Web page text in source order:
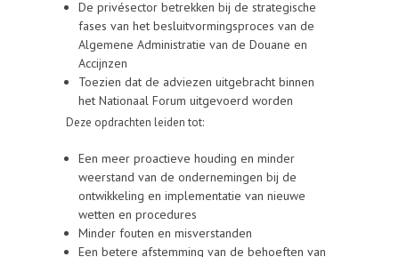
De privésector betrekken bij de strategische
fases van het besluitvormingsproces van de
Algemene Administratie van de Douane en
Accijnzen
Toezien dat de adviezen uitgebracht binnen
het Nationaal Forum uitgevoerd worden
Deze opdrachten leiden tot:
Een meer proactieve houding en minder
weerstand van de ondernemingen bij de
ontwikkeling en implementatie van nieuwe
wetten en procedures
Minder fouten en misverstanden
Een betere afstemming van de behoeften van